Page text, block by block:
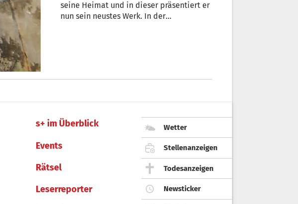
seine Heimat und in dieser präsentiert er
nun sein neustes Werk. In der
s+ im Überblick
Events
Rätsel
Leserreporter
Wetter
Stellenanzeigen
Todesanzeigen
Newsticker